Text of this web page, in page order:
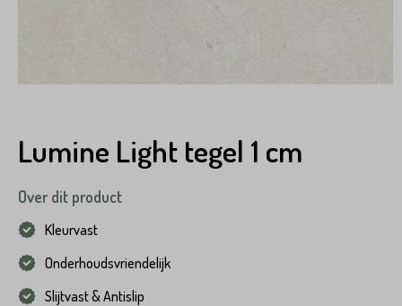
Lumine Light tegel 1 cm
Over dit product
Kleurvast
Onderhoudsvriendelijk
Slijtvast & Antislip